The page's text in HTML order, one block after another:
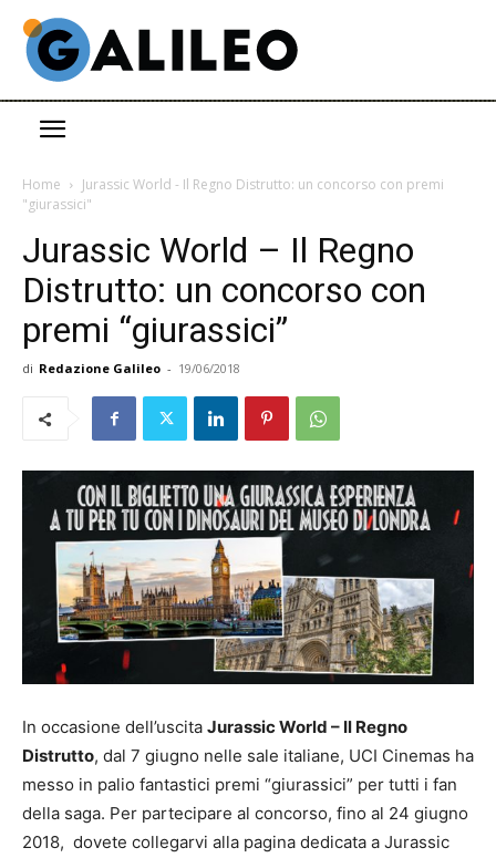
Home
Jurassic World - Il Regno Distrutto: un concorso con premi
"giurassici"
Jurassic World – Il Regno
Distrutto: un concorso con
premi “giurassici”
di Redazione Galileo - 19/06/2018
In occasione dell’uscita Jurassic World – Il Regno
Distrutto, dal 7 giugno nelle sale italiane, UCI Cinemas ha
messo in palio fantastici premi “giurassici” per tutti i fan
della saga. Per partecipare al concorso, fino al 24 giugno
2018, dovete collegarvi alla pagina dedicata a Jurassic